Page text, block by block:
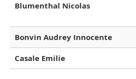
Blumenthal Nicolas
Bonvin Audrey Innocente
Casale Emilie